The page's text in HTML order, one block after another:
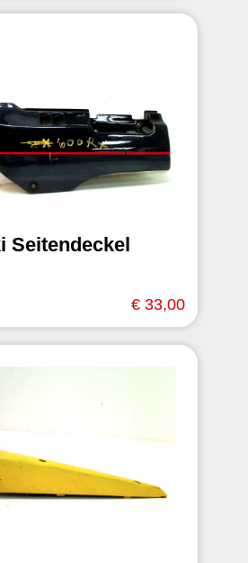
Seitendeckel
€ 33,00